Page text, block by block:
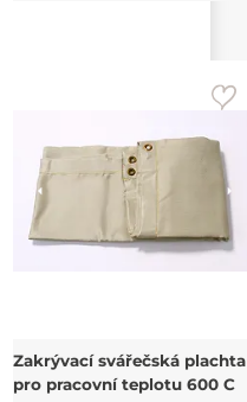
Zakrývací svářečská plachta
pro pracovní teplotu 600 C